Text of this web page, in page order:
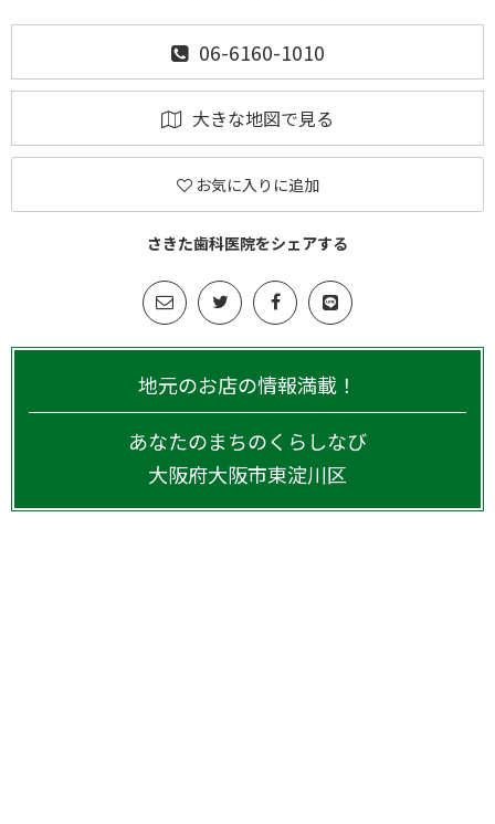
06-6160-1010
大きな地図で見る
お気に入りに追加
さきた歯科医院をシェアする
地元のお店の情報満載！
あなたのまちのくらしなび
大阪府大阪市東淀川区